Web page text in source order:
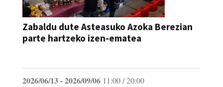
Zabaldu dute Asteasuko Azoka Berezian
parte hartzeko izen-ematea
2026/06/13 - 2026/09/06 11:00 / 20:00